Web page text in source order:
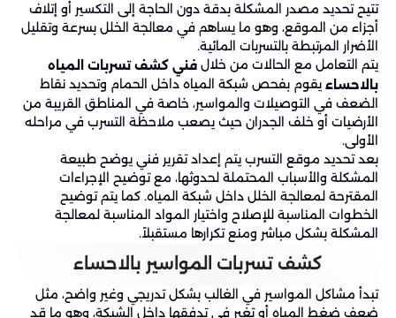
تتيح تحديد مصدر المشكلة بدقة دون الحاجة إلى التكسير أو إتلاف
أجزاء من الموقع، وهو ما يساهم في معالجة الخلل بسرعة وتقليل
الأضرار المرتبطة بالتسربات المائية.
يتم التعامل مع الحالات من خلال فني كشف تسربات المياه
بالاحساء يقوم بفحص شبكة المياه داخل الحمام وتحديد نقاط
الضعف في التوصيلات والمواسير، خاصة في المناطق القريبة من
الأرضيات أو خلف الجدران حيث يصعب ملاحظة التسرب في مراحله
الأولى.
بعد تحديد موقع التسرب يتم إعداد تقرير فني يوضح طبيعة
المشكلة والأسباب المحتملة لحدوثها، مع توضيح الإجراءات
المقترحة لمعالجة الخلل داخل شبكة المياه. كما يتم توضيح
الخطوات المناسبة للإصلاح واختيار المواد المناسبة لمعالجة
المشكلة بشكل مباشر ومنع تكرارها مستقبلاً.
كشف تسربات المواسير بالاحساء
تبدأ مشاكل المواسير في الغالب بشكل تدريجي وغير واضح، مثل
ضعف ضغط المياه أو تغير في تدفقها داخل الشبكة، وهو ما قد